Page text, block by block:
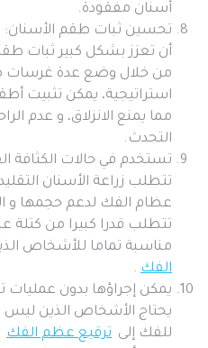
أسنان مفقودة.
تحسين ثبات طقم الأسنان:
أن تعزز بشكل كبير ثبات
من خلال وضع عدة غرسات
استراتيجية، يمكن تثبيت
مما يمنع الانزلاق، و عدم
التحدث.
تستخدم في حالات الكثافة
تتطلب زراعة الأسنان
عظام الفك لدعم حجمها و
تتطلب قدرا كبيرا من كتلة
مناسبة تماما للأشخاص
الفك .
يمكن إجراؤها بدون عمليات
يحتاج الأشخاص الذين ليس
للفك إلى ترقيع عظم الفك